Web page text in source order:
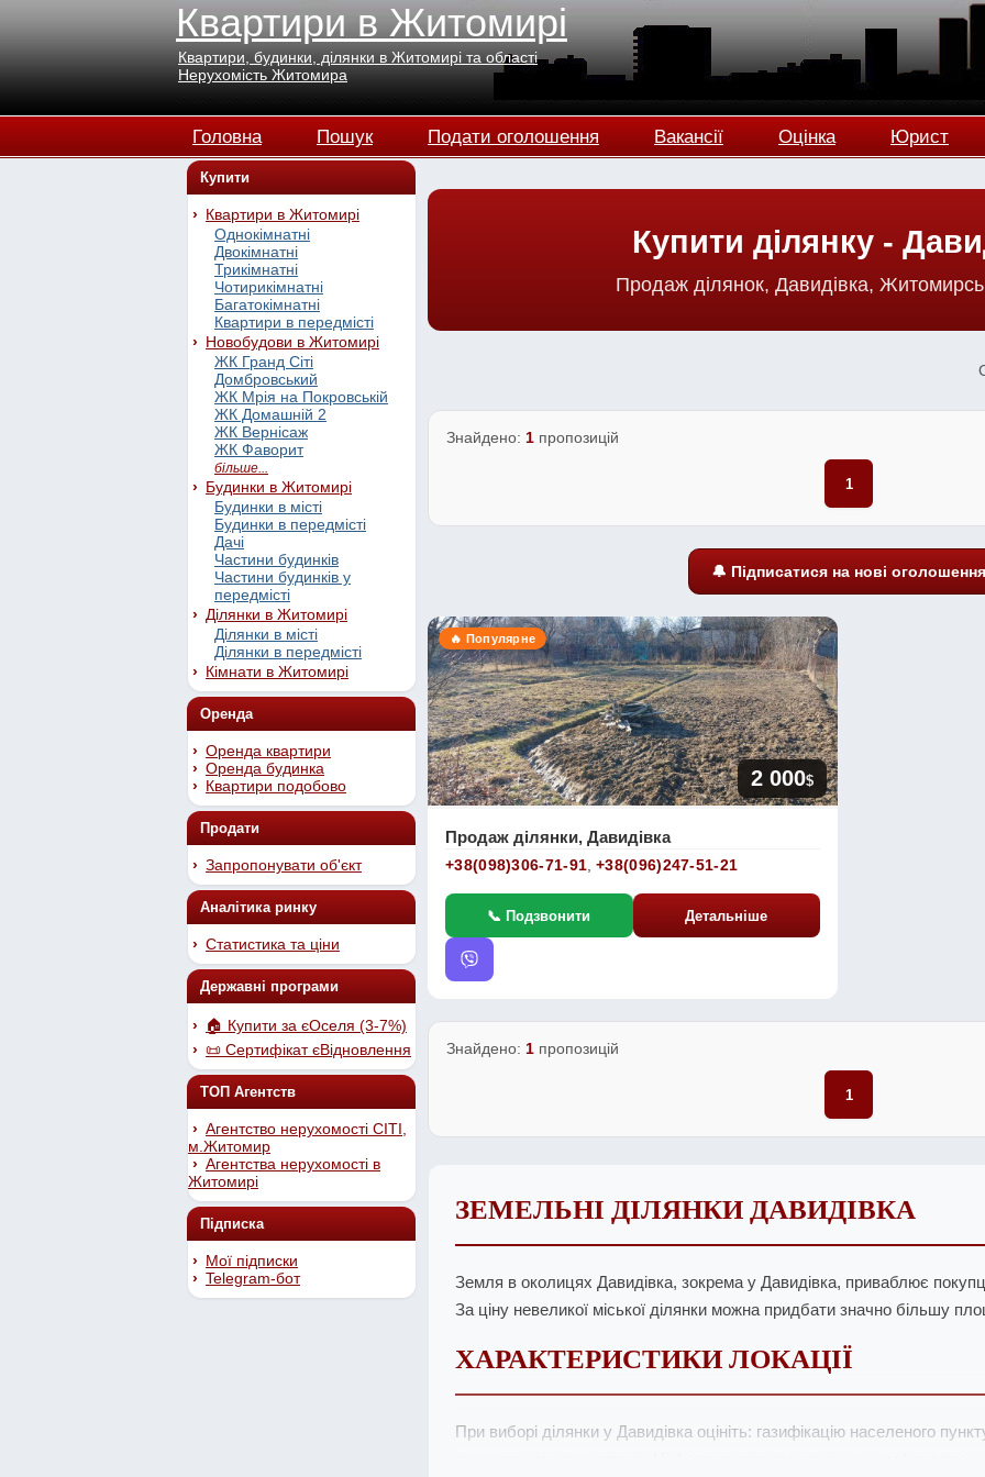
Квартири в Житомирі
Квартири, будинки, ділянки в Житомирі та області
Нерухомість Житомира
Головна Пошук Подати оголошення Вакансії Оцінка Юрист
Купити
Квартири в Житомирі
Однокімнатні
Двокімнатні
Трикімнатні
Чотирикімнатні
Багатокімнатні
Квартири в передмісті
Новобудови в Житомирі
ЖК Гранд Сіті
Домбровський
ЖК Мрія на Покровській
ЖК Домашній 2
ЖК Вернісаж
ЖК Фаворит
більше...
Будинки в Житомирі
Будинки в місті
Будинки в передмісті
Дачі
Частини будинків
Частини будинків у
передмісті
Ділянки в Житомирі
Ділянки в місті
Ділянки в передмісті
Кімнати в Житомирі
Оренда
Оренда квартири
Оренда будинка
Квартири подобово
Продати
Запропонувати об'єкт
Аналітика ринку
Статистика та ціни
Державні програми
🏠 Купити за єОселя (3-7%)
📜 Сертифікат єВідновлення
ТОП Агентств
Агентство нерухомості СІТІ,
м.Житомир
Агентства нерухомості в
Житомирі
Підписка
Мої підписки
Telegram-бот
Купити ділянку -
Продаж ділянок, Давидівка,
Знайдено: 1 пропозицій
1
🔔 Підписатися на нові оголошення
🔥 Популярне
2 000$
Продаж ділянки, Давидівка
+38(098)306-71-91,+38(096)247-51-21
📞 Подзвонити Детальніше
Знайдено: 1 пропозицій
1
ЗЕМЕЛЬНІ ДІЛЯНКИ ДАВИДІВКА
Земля в околицях Давидівка, зокрема у Давидівка, приваблює
За ціну невеликої міської ділянки можна придбати значно більшу
ХАРАКТЕРИСТИКИ ЛОКАЦІЇ
При виборі ділянки у Давидівка оцініть: газифікацію населеного